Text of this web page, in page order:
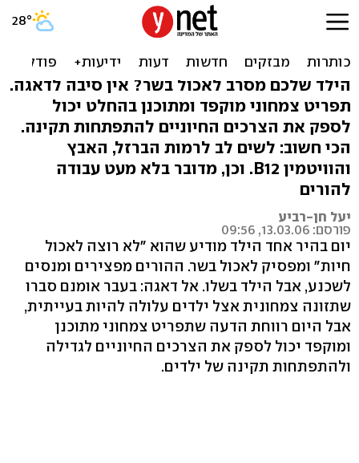
ילדים צמחונים: האם הם
בריאים יותר?
הילד שלכם מסרב לאכול בשר? אין סיבה לדאגה.
תפריט צמחוני מוקפד ומתוכנן בהחלט יכול
לספק את הצרכים החיוניים להתפתחות תקינה.
הכי חשוב: לשים לב לרמות הברזל, האבץ
והוויטמין B12. וכן, מדובר בלא מעט עבודה
להורים
יעל חן-רביע
פורסם: 13.03.06, 09:56
יום בהיר אחד הילד מודיע שהוא "לא רוצה לאכול
חיות" ומפסיק לאכול בשר. ההורים מפצירים ומנסים
לשכנע, אבל הילד בשלו. אל דאגה: בעבר אומנם סברו
שתזונה צמחונית אצל ילדים עלולה להיות בעייתית,
אבל היום רווחת הדעה שתפריט צמחוני מתוכנן
ומוקפד יכול לספק את הצרכים החיוניים לגדילה
ולהתפתחות תקינה של ילדים.